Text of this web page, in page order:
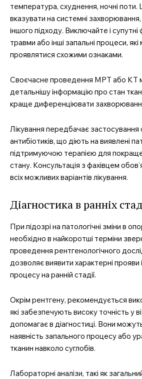
температура, схуднення, ночні
вказувати на системні
іншого підходу. Виключайте і супутні
травми або інші запальні процеси, які
проявлятися схожими ознаками.
Своєчасне проведення МРТ або КТ
детальнішу інформацію про стан
краще диференціювати
Лікування передбачає застосування
антибіотиків, що діють на виявлені
підтримуючою терапією для
стану. Консультація з фахівцем
всіх можливих варіантів лікування.
Діагностика в ранніх
При підозрі на патологічні зміни в
необхідно в найкоротші терміни
проведення рентгенологічного
дозволяє виявити характерні прояви
процесу на ранній стадії.
Окрім рентгену, рекомендується
які забезпечують високу точність у
допомагає в діагностиці. Вони
наявність запального процесу або
тканин навколо суглобів.
Лабораторні аналізи, такі як